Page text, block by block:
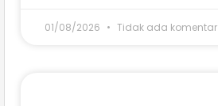
01/08/2026 Tidak ada komentar